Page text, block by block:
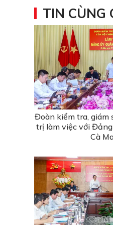
TIN CÙNG
Đoàn kiểm tra, giám
trị làm việc với
Cà